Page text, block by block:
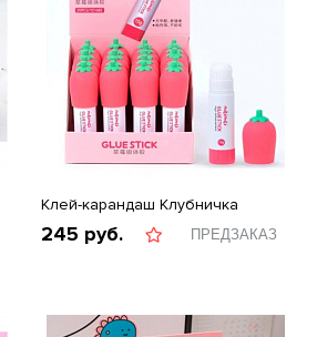
Клей-карандаш Клубничка
245 руб. ПРЕДЗАКАЗ